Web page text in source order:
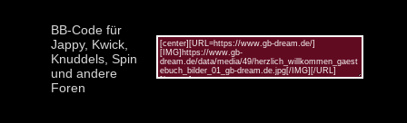
BB-Code für
Jappy, Kwick,
Knuddels, Spin
und andere
Foren